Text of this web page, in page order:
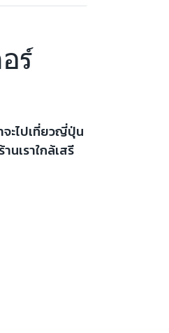
ร์
จะไปเที่ยวญี่ปุ่น
เราใกล้เสรี